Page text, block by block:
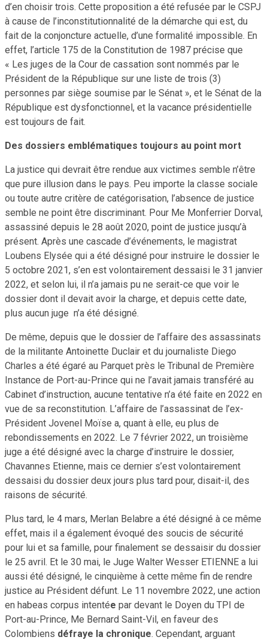
d’en choisir trois. Cette proposition a été refusée par le CSPJ
à cause de l’inconstitutionnalité de la démarche qui est, du
fait de la conjoncture actuelle, d’une formalité impossible. En
effet, l’article 175 de la Constitution de 1987 précise que
« Les juges de la Cour de cassation sont nommés par le
Président de la République sur une liste de trois (3)
personnes par siège soumise par le Sénat », et le Sénat de la
République est dysfonctionnel, et la vacance présidentielle
est toujours de fait.
Des dossiers emblématiques toujours au point mort
La justice qui devrait être rendue aux victimes semble n’être
que pure illusion dans le pays. Peu importe la classe sociale
ou toute autre critère de catégorisation, l’absence de justice
semble ne point être discriminant. Pour Me Monferrier Dorval,
assassiné depuis le 28 août 2020, point de justice jusqu’à
présent. Après une cascade d’événements, le magistrat
Loubens Elysée qui a été désigné pour instruire le dossier le
5 octobre 2021, s’en est volontairement dessaisi le 31 janvier
2022, et selon lui, il n’a jamais pu ne serait-ce que voir le
dossier dont il devait avoir la charge, et depuis cette date,
plus aucun juge n’a été désigné.
De même, depuis que le dossier de l’affaire des assassinats
de la militante Antoinette Duclair et du journaliste Diego
Charles a été égaré au Parquet près le Tribunal de Première
Instance de Port-au-Prince qui ne l’avait jamais transféré au
Cabinet d’instruction, aucune tentative n’a été faite en 2022 en
vue de sa reconstitution. L’affaire de l’assassinat de l’ex-
Président Jovenel Moïse a, quant à elle, eu plus de
rebondissements en 2022. Le 7 février 2022, un troisième
juge a été désigné avec la charge d’instruire le dossier,
Chavannes Etienne, mais ce dernier s’est volontairement
dessaisi du dossier deux jours plus tard pour, disait-il, des
raisons de sécurité.
Plus tard, le 4 mars, Merlan Belabre a été désigné à ce même
effet, mais il a également évoqué des soucis de sécurité
pour lui et sa famille, pour finalement se dessaisir du dossier
le 25 avril. Et le 30 mai, le Juge Walter Wesser ETIENNE a lui
aussi été désigné, le cinquième à cette même fin de rendre
justice au Président défunt. Le 11 novembre 2022, une action
en habeas corpus intentée par devant le Doyen du TPI de
Port-au-Prince, Me Bernard Saint-Vil, en faveur des
Colombiens défraye la chronique. Cependant, arguant